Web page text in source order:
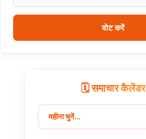
करें अधिकारी : राज्यमंत्री श्री पंवारवोट करें
🗓️ समाचार कैलेंडर